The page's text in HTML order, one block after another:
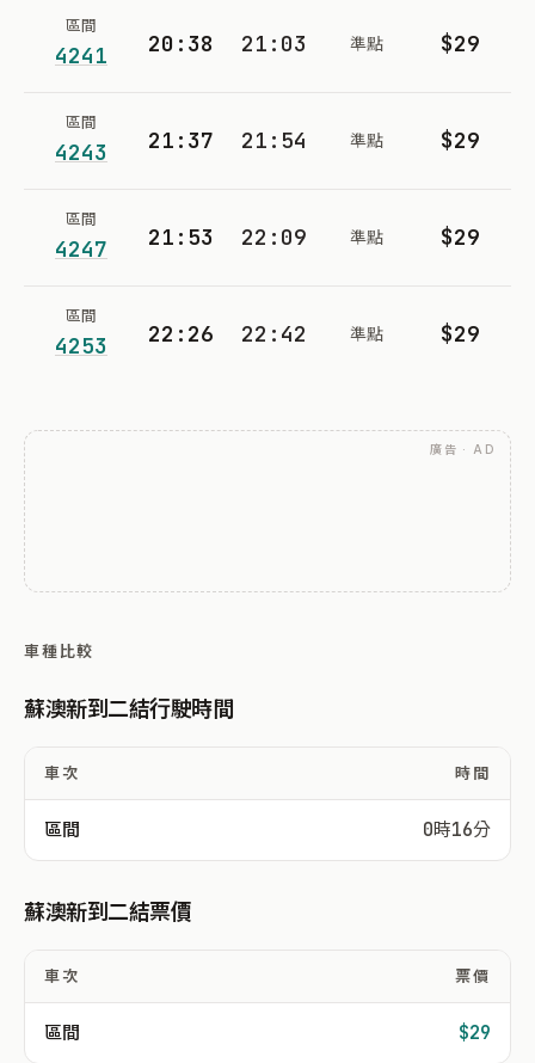
區間
4241 20:38 21:03 準點 $29
區間
4243 21:37 21:54 準點 $29
區間
4247 21:53 22:09 準點 $29
區間
4253 22:26 22:42 準點 $29
廣告 · AD
車種比較
蘇澳新到二結行駛時間
車次 時間
區間 0時16分
蘇澳新到二結票價
車次 票價
區間 $29